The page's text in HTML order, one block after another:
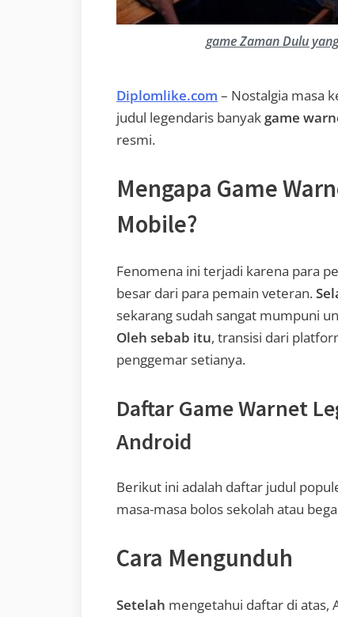
game Zaman Dulu
Diplomlike.com – Nostalgia masa
judul legendaris banyak game
resmi.
Mengapa Game
Mobile?
Fenomena ini terjadi karena para
besar dari para pemain veteran.
sekarang sudah sangat mumpuni
Oleh sebab itu, transisi dari
penggemar setianya.
Daftar Game Warnet
Android
Berikut ini adalah daftar judul
masa-masa bolos sekolah atau
Cara Mengunduh
Setelah mengetahui daftar di atas,